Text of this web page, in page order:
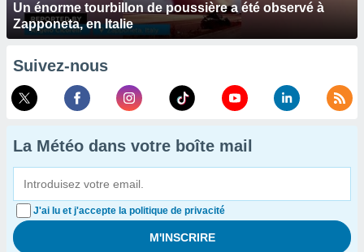
Un énorme tourbillon de poussière a été observé à
Zapponeta, en Italie
Suivez-nous
La Météo dans votre boîte mail
J'ai lu et j'accepte la politique de privacité